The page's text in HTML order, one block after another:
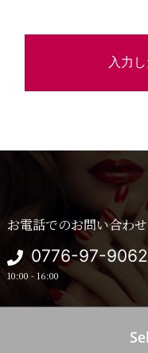
お電話でのお問い合わせ
0776-97-9062
10:00 - 16:00